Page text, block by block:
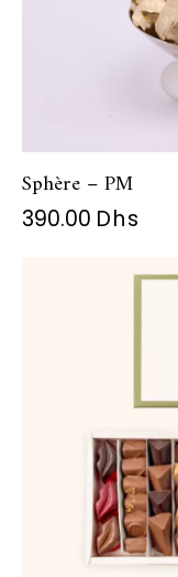
Sphère – PM
390.00 Dhs